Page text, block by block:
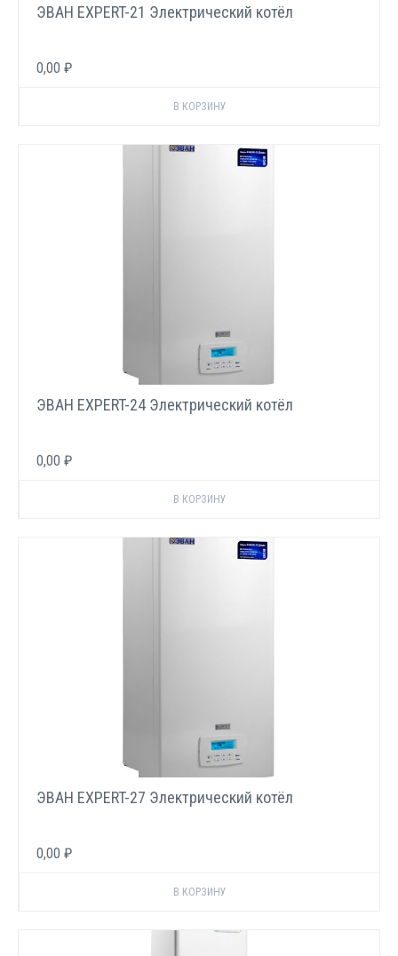
ЭВАН EXPERT-21 Электрический котёл
0,00 ₽
ЭВАН EXPERT-24 Электрический котёл
0,00 ₽
ЭВАН EXPERT-27 Электрический котёл
0,00 ₽